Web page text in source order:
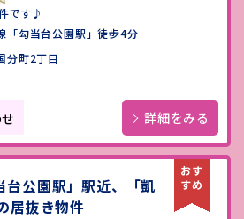
です♪
「勾当台公園駅」徒歩4分
分町2丁目
詳細をみる
台公園駅」駅近、「凱
居抜き物件